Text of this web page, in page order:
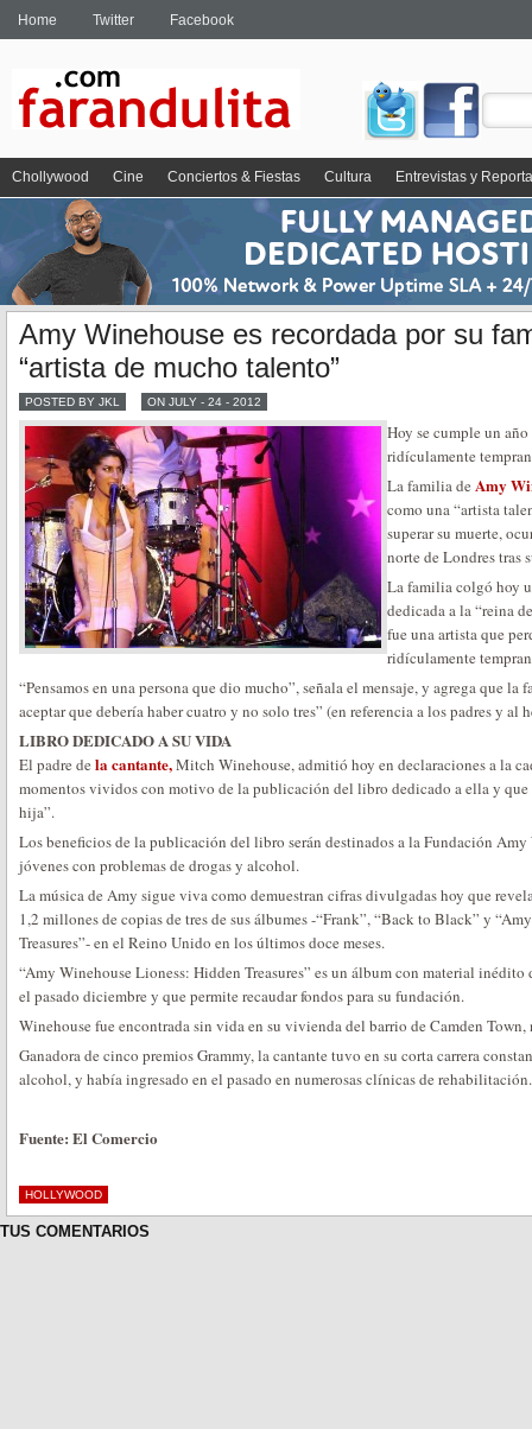
Home Twitter Facebook
Chollywood Cine Conciertos & Fiestas Cultura Entrevistas y
Amy Winehouse es recordada por su
“artista de mucho talento”
POSTED BY JKL ON JULY - 24 - 2012
Hoy se cumple un
ridículamente
La familia de Amy
como una “artista
superar su muerte,
norte de Londres tras
La familia colgó hoy
dedicada a la “reina
fue una artista que
ridículamente
“Pensamos en una persona que dio mucho”, señala el mensaje, y agrega que
aceptar que debería haber cuatro y no solo tres” (en referencia a los padres y al
LIBRO DEDICADO A SU VIDA
El padre de la cantante,Mitch Winehouse, admitió hoy en declaraciones a la
momentos vividos con motivo de la publicación del libro dedicado a ella y
hija”.
Los beneficios de la publicación del libro serán destinados a la Fundación Amy
jóvenes con problemas de drogas y alcohol.
La música de Amy sigue viva como demuestran cifras divulgadas hoy que
1,2 millones de copias de tres de sus álbumes -“Frank”, “Back to Black” y
Treasures”- en el Reino Unido en los últimos doce meses.
“Amy Winehouse Lioness: Hidden Treasures” es un álbum con material inédito
el pasado diciembre y que permite recaudar fondos para su fundación.
Winehouse fue encontrada sin vida en su vivienda del barrio de Camden Town,
Ganadora de cinco premios Grammy, la cantante tuvo en su corta carrera
alcohol, y había ingresado en el pasado en numerosas clínicas de rehabilitación.
Fuente: El Comercio
HOLLYWOOD
TUS COMENTARIOS